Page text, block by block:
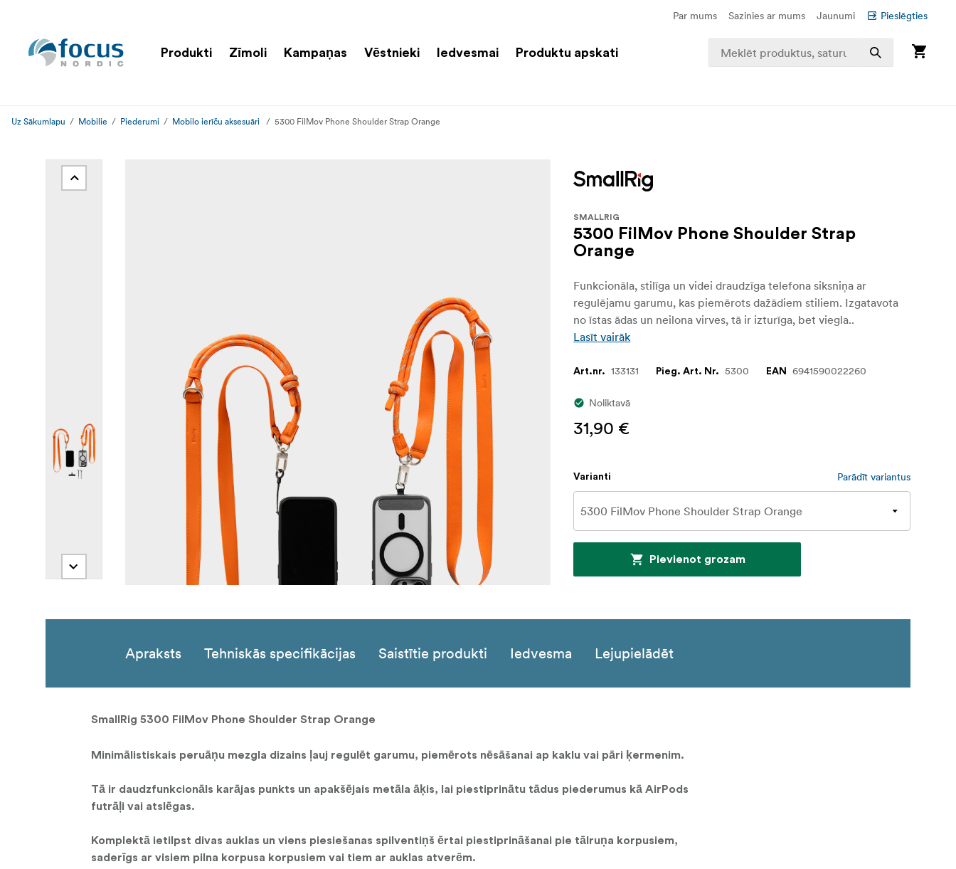
Par mums Sazinies ar mums Jaunumi Pieslēgties
Produkti Zīmoli Kampaņas Vēstnieki Iedvesmai Produktu apskati
Uz Sākumlapu Mobilie Piederumi Mobilo ierīču aksesuāri 5300 FilMov Phone Shoulder Strap Orange
SMALLRIG
5300 FilMov Phone Shoulder Strap
Orange
Funkcionāla, stilīga un videi draudzīga telefona siksniņa ar
regulējamu garumu, kas piemērots dažādiem stiliem. Izgatavota
no īstas ādas un neilona virves, tā ir izturīga, bet viegla..
Lasīt vairāk
Art.nr. 133131 Pieg. Art. Nr. 5300 EAN 6941590022260
Noliktavā
31,90 €
Varianti Parādīt variantus
Pievienot grozam
Apraksts Tehniskās specifikācijas Saistītie produkti Iedvesma Lejupielādēt
SmallRig 5300 FilMov Phone Shoulder Strap Orange
Minimālistiskais peruāņu mezgla dizains ļauj regulēt garumu, piemērots nēsāšanai ap kaklu vai pāri ķermenim.
Tā ir daudzfunkcionāls karājas punkts un apakšējais metāla āķis, lai piestiprinātu tādus piederumus kā AirPods
futrāļi vai atslēgas.
Komplektā ietilpst divas auklas un viens piesiešanas spilventiņš ērtai piestiprināšanai pie tālruņa korpusiem,
saderīgs ar visiem pilna korpusa korpusiem vai tiem ar auklas atverēm.